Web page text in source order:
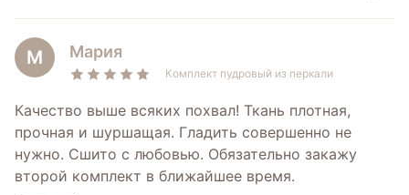
М Мария
Комплект пудровый из перкали
Качество выше всяких похвал! Ткань плотная,
прочная и шуршащая. Гладить совершенно не
нужно. Сшито с любовью. Обязательно закажу
второй комплект в ближайшее время.